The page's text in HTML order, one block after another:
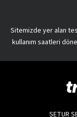
Sitemizde yer alan
kullanım saatleri
SETUR